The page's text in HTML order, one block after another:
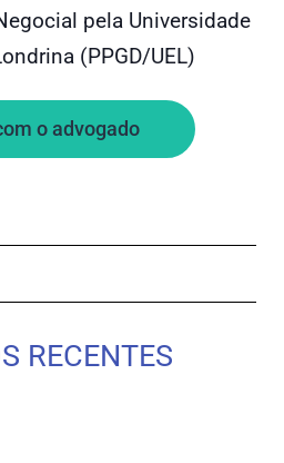
pela Universidade
(PPGD/UEL)
o advogado
RECENTES